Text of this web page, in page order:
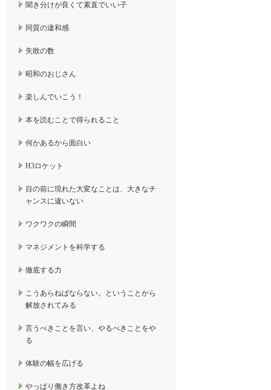
聞き分けが良くて素直でいい子
同質の違和感
失敗の数
昭和のおじさん
楽しんでいこう！
本を読むことで得られること
何かあるから面白い
H3ロケット
目の前に現れた大変なことは、大きなチ
ャンスに違いない
ワクワクの瞬間
マネジメントを科学する
徹底する力
こうあらねばならない。ということから
解放されてみる
言うべきことを言い、やるべきことをや
る
体験の幅を広げる
やっぱり働き方改革よね